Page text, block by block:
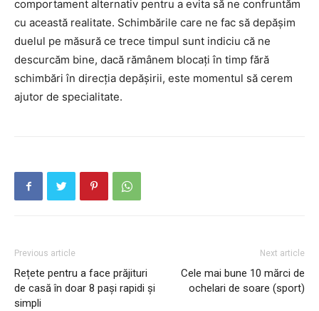
comportament alternativ pentru a evita să ne confruntăm
cu această realitate. Schimbările care ne fac să depășim
duelul pe măsură ce trece timpul sunt indiciu că ne
descurcăm bine, dacă rămânem blocați în timp fără
schimbări în direcția depășirii, este momentul să cerem
ajutor de specialitate.
Previous article
Rețete pentru a face prăjituri
de casă în doar 8 pași rapidi și
simpli
Next article
Cele mai bune 10 mărci de
ochelari de soare (sport)